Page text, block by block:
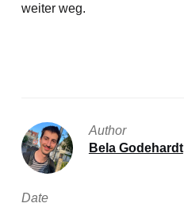
weiter weg.
Author
Bela Godehardt
Date